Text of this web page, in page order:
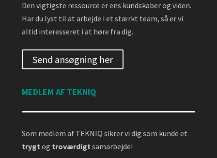
Den vigtigste ressource er ens kundskaber og viden.
Har du lyst til at arbejde i et stærkt team, så er vi
altid interesseret i at høre fra dig.
Send ansøgning her
MEDLEM AF TEKNIQ
Som medlem af TEKNIQ sikrer vi dig som kunde et
trygt og troværdigt samarbejde!